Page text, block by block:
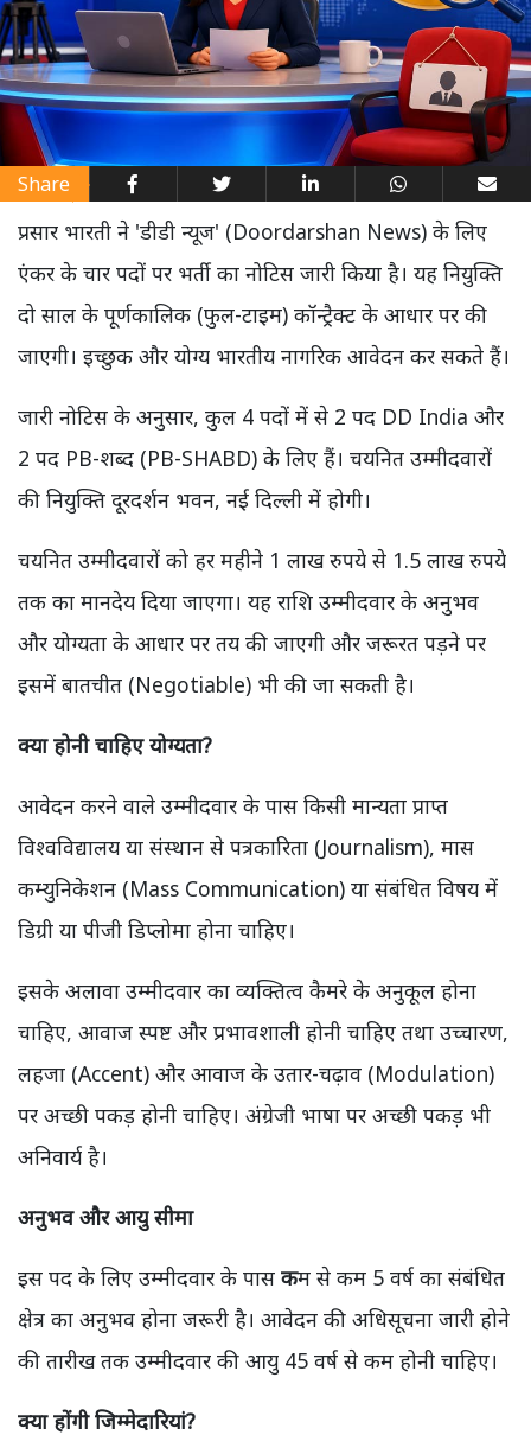
Share
प्रसार भारती ने 'डीडी न्यूज' (Doordarshan News) के लिए
एंकर के चार पदों पर भर्ती का नोटिस जारी किया है। यह नियुक्ति
दो साल के पूर्णकालिक (फुल-टाइम) कॉन्ट्रैक्ट के आधार पर की
जाएगी। इच्छुक और योग्य भारतीय नागरिक आवेदन कर सकते हैं।
जारी नोटिस के अनुसार, कुल 4 पदों में से 2 पद DD India और
2 पद PB-शब्द (PB-SHABD) के लिए हैं। चयनित उम्मीदवारों
की नियुक्ति दूरदर्शन भवन, नई दिल्ली में होगी।
चयनित उम्मीदवारों को हर महीने 1 लाख रुपये से 1.5 लाख रुपये
तक का मानदेय दिया जाएगा। यह राशि उम्मीदवार के अनुभव
और योग्यता के आधार पर तय की जाएगी और जरूरत पड़ने पर
इसमें बातचीत (Negotiable) भी की जा सकती है।
क्या होनी चाहिए योग्यता?
आवेदन करने वाले उम्मीदवार के पास किसी मान्यता प्राप्त
विश्वविद्यालय या संस्थान से पत्रकारिता (Journalism), मास
कम्युनिकेशन (Mass Communication) या संबंधित विषय में
डिग्री या पीजी डिप्लोमा होना चाहिए।
इसके अलावा उम्मीदवार का व्यक्तित्व कैमरे के अनुकूल होना
चाहिए, आवाज स्पष्ट और प्रभावशाली होनी चाहिए तथा उच्चारण,
लहजा (Accent) और आवाज के उतार-चढ़ाव (Modulation)
पर अच्छी पकड़ होनी चाहिए। अंग्रेजी भाषा पर अच्छी पकड़ भी
अनिवार्य है।
अनुभव और आयु सीमा
इस पद के लिए उम्मीदवार के पास कम से कम 5 वर्ष का संबंधित
क्षेत्र का अनुभव होना जरूरी है। आवेदन की अधिसूचना जारी होने
की तारीख तक उम्मीदवार की आयु 45 वर्ष से कम होनी चाहिए।
क्या होंगी जिम्मेदारियां?